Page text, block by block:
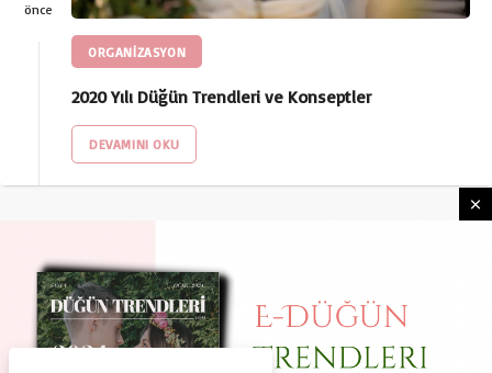
önce
ORGANİZASYON
2020 Yılı Düğün Trendleri ve Konseptler
DEVAMINI OKU